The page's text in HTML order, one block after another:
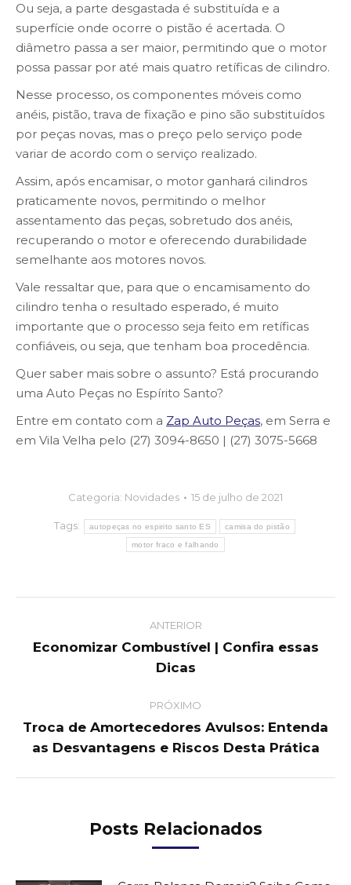
Ou seja, a parte desgastada é substituída e a
superfície onde ocorre o pistão é acertada. O
diâmetro passa a ser maior, permitindo que o motor
possa passar por até mais quatro retíficas de cilindro.
Nesse processo, os componentes móveis como
anéis, pistão, trava de fixação e pino são substituídos
por peças novas, mas o preço pelo serviço pode
variar de acordo com o serviço realizado.
Assim, após encamisar, o motor ganhará cilindros
praticamente novos, permitindo o melhor
assentamento das peças, sobretudo dos anéis,
recuperando o motor e oferecendo durabilidade
semelhante aos motores novos.
Vale ressaltar que, para que o encamisamento do
cilindro tenha o resultado esperado, é muito
importante que o processo seja feito em retíficas
confiáveis, ou seja, que tenham boa procedência.
Quer saber mais sobre o assunto? Está procurando
uma Auto Peças no Espírito Santo?
Entre em contato com a Zap Auto Peças, em Serra e
em Vila Velha pelo (27) 3094-8650 | (27) 3075-5668
Categoria: Novidades 15 de julho de 2021
Tags: autopeças no espirito santo ES camisa do pistão
motor fraco e falhando
navigation
ANTERIOR
Previous
post:
Economizar Combustível | Confira essas
Dicas
PRÓXIMO
Next
post:
Troca de Amortecedores Avulsos: Entenda
as Desvantagens e Riscos Desta Prática
Posts Relacionados